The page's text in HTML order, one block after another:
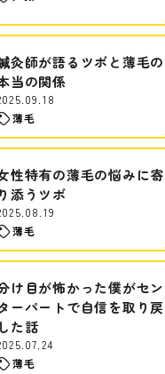
灸師が語るツボと薄毛の
当の関係
薄毛
性特有の薄毛の悩みに寄
り添うツボ
薄毛
け目が怖かった僕がセン
ーパートで自信を取り戻
した話
薄毛